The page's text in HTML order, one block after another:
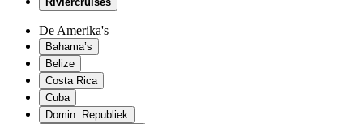
De Amerika's
Bahama’s
Belize
Costa Rica
Cuba
Domin. Republiek